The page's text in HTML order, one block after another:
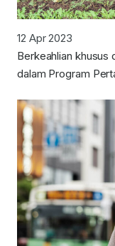
12 Apr 2023
Berkeahlian khusus
dalam Program